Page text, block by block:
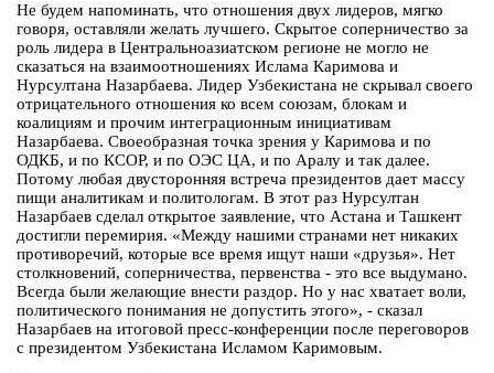
Не будем напоминать, что отношения двух лидеров, мягко
говоря, оставляли желать лучшего. Скрытое соперничество за
роль лидера в Центральноазиатском регионе не могло не
сказаться на взаимоотношениях Ислама Каримова и
Нурсултана Назарбаева. Лидер Узбекистана не скрывал своего
отрицательного отношения ко всем союзам, блокам и
коалициям и прочим интеграционным инициативам
Назарбаева. Своеобразная точка зрения у Каримова и по
ОДКБ, и по КСОР, и по ОЭС ЦА, и по Аралу и так далее.
Потому любая двусторонняя встреча президентов дает массу
пищи аналитикам и политологам. В этот раз Нурсултан
Назарбаев сделал открытое заявление, что Астана и Ташкент
достигли перемирия. «Между нашими странами нет никаких
противоречий, которые все время ищут наши «друзья». Нет
столкновений, соперничества, первенства - это все выдумано.
Всегда были желающие внести раздор. Но у нас хватает воли,
политического понимания не допустить этого», - сказал
Назарбаев на итоговой пресс-конференции после переговоров
с президентом Узбекистана Исламом Каримовым.